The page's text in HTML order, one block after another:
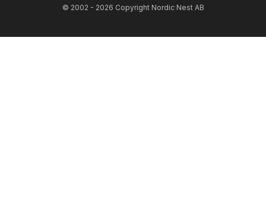
© 2002 - 2026 Copyright Nordic Nest AB